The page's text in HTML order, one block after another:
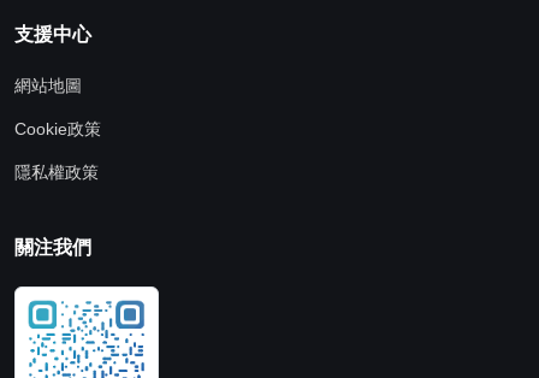
支援中心
網站地圖
Cookie政策
隱私權政策
關注我們